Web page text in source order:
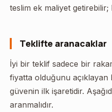
teslim ek maliyet
Teklifte aranacaklar
İyi bir teklif sadece bir
fiyatta olduğunu açıklayan
güvenin ilk işaretidir.
aranmalıdır.